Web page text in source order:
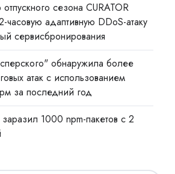
сезона CURATOR
часовую адаптивную DDoS-атаку
сервисбронирования
обнаружила более
атак с использованием
за последний год
1000 npm-пакетов с 2